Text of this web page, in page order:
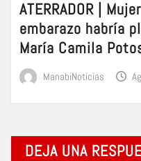
ATERRADOR |
embarazo habría
María Camila
ManabiNoticias
DEJA UNA